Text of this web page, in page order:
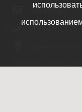
+7 (495)